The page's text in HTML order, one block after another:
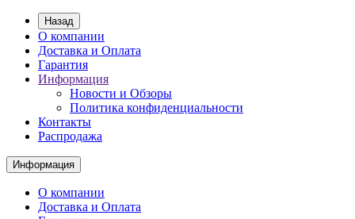
Назад
О компании
Доставка и Оплата
Гарантия
Информация
Новости и Обзоры
Политика конфиденциальности
Контакты
Распродажа
Информация
О компании
Доставка и Оплата